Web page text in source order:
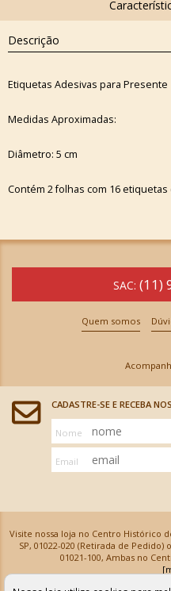
Descrição
Etiquetas Adesivas para Presente
Medidas Aproximadas:
Diâmetro: 5 cm
Contém 2 folhas com 16 etiquetas
SAC: (11)
Quem somos
CADASTRE-SE E RECEBA
Nome
Email
Visite nossa loja no Centro Histórico
SP, 01022-020 (Retirada de Pedido)
01021-100, Ambas no
Armarinhos Santa Cecília